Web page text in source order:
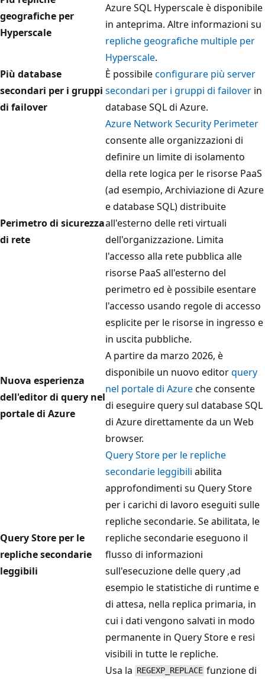
geografiche per
Hyperscale
Azure SQL Hyperscale è disponibile
in anteprima. Altre informazioni su
repliche geografiche multiple per
Hyperscale.
Più database
secondari per i gruppi
di failover
È possibileconfigurare più server
secondari per i gruppi di failover in
database SQL di Azure.
Perimetro di sicurezza
di rete
Azure Network Security Perimeter
consente alle organizzazioni di
definire un limite di isolamento
della rete logica per le risorse PaaS
(ad esempio, Archiviazione di Azure
e database SQL) distribuite
all'esterno delle reti virtuali
dell'organizzazione. Limita
l'accesso alla rete pubblica alle
risorse PaaS all'esterno del
perimetro ed è possibile esentare
l'accesso usando regole di accesso
esplicite per le risorse in ingresso e
in uscita pubbliche.
Nuova esperienza
dell'editor di query nel
portale di Azure
A partire da marzo 2026, è
disponibile un nuovo editorquery
nel portale di Azureche consente
di eseguire query sul database SQL
di Azure direttamente da un Web
browser.
Query Store per le
repliche secondarie
leggibili
Query Store per le repliche
secondarie leggibili abilita
approfondimenti su Query Store
per i carichi di lavoro eseguiti sulle
repliche secondarie. Se abilitata, le
repliche secondarie eseguono il
flusso di informazioni
sull'esecuzione delle query ,ad
esempio le statistiche di runtime e
di attesa, nella replica primaria, in
cui i dati vengono salvati in modo
permanente in Query Store e resi
visibili in tutte le repliche.
Usa la REGEXP_REPLACE funzione di